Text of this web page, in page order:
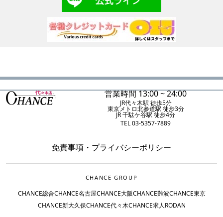
営業時間 13:00 ~ 24:00
JR代々木駅 徒歩5分
東京メトロ北参道駅 徒歩3分
JR 千駄ケ谷駅 徒歩4分
TEL 03-5357-7889
免責事項 ・ プライバシーポリシー
CHANCE GROUP
CHANCE総合CHANCE名古屋CHANCE大阪CHANCE難波CHANCE東京
CHANCE新大久保CHANCE代々木CHANCE求人RODAN